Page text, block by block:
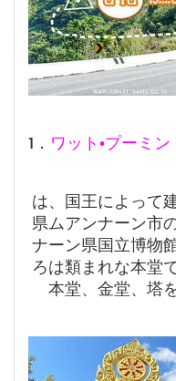
1． ワット•プーミ
は、国王によって
県ムアンナーン市
ナーン県国立博物
ろは類まれな本堂
本堂、金堂、塔